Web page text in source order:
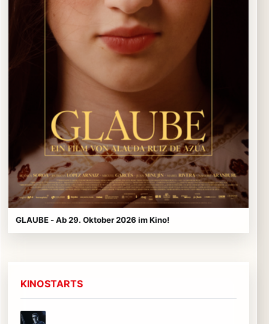
GLAUBE - Ab 29. Oktober 2026 im Kino!
KINOSTARTS